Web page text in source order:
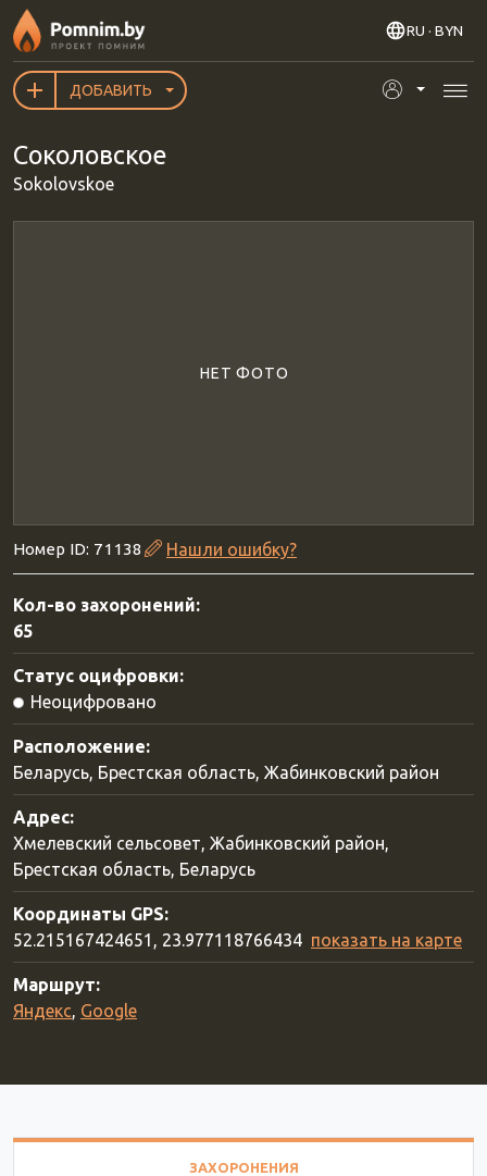
Перейти к основному содержанию
RU · BYN
ДОБАВИТЬ
Соколовское
Sokolovskoe
НЕТ ФОТО
Номер ID: 71138 Нашли ошибку?
Кол-во захоронений:
65
Статус оцифровки:
Неоцифровано
Расположение:
Беларусь, Брестская область, Жабинковский район
Адрес:
Хмелевский сельсовет, Жабинковский район,
Брестская область, Беларусь
Координаты GPS:
52.215167424651, 23.977118766434 показать на карте
Маршрут:
Яндекс, Google
ЗАХОРОНЕНИЯ